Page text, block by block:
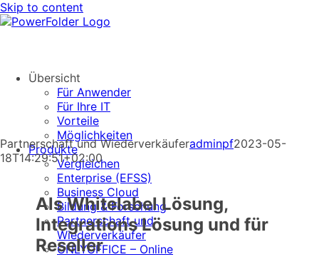
Skip to content
Übersicht
Für Anwender
Für Ihre IT
Vorteile
Möglichkeiten
Produkte
Vergleichen
Enterprise (EFSS)
Business Cloud
Bildung & Forschung
Partnerschaft und
Wiederverkäufer
ONLYOFFICE – Online
Partnerschaft und Wiederverkäuferadminpf2023-05-
18T14:29:51+02:00
Als Whitelabel Lösung,
Integrations Lösung und für
Reseller